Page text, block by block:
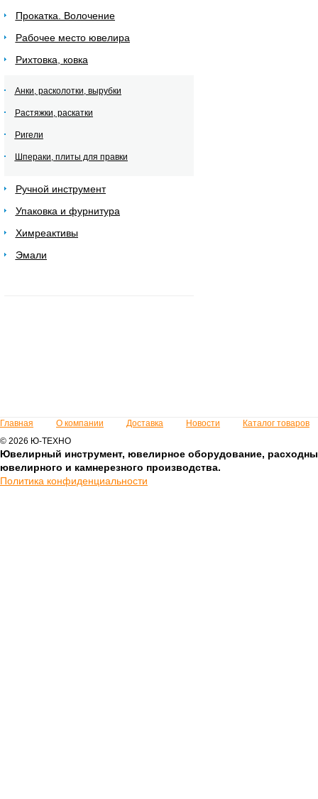
Прокатка. Волочение
Рабочее место ювелира
Рихтовка, ковка
Анки, расколотки, вырубки
Растяжки, раскатки
Ригели
Шпераки, плиты для правки
Ручной инструмент
Упаковка и фурнитура
Химреактивы
Эмали
Главная О компании Доставка Новости
Каталог товаров
© 2026 Ю-ТЕХНО
Ювелирный инструмент, ювелирное оборудование,
ювелирного и камнерезного производства.
Политика конфиденциальности